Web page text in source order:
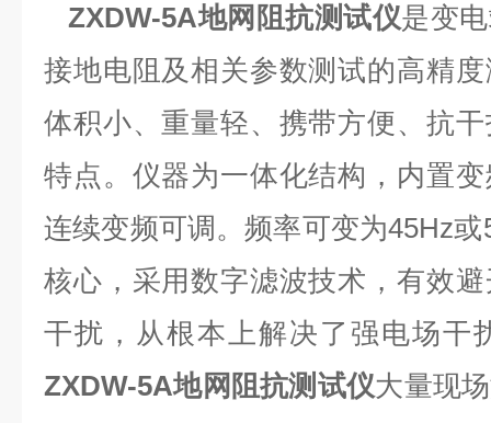
ZXDW-5A地网阻抗测试仪是变
接地电阻及相关参数测试的高精
体积小、重量轻、携带方便、抗
特点。仪器为一体化结构，内置
连续变频可调。频率可变为45Hz
核心，采用数字滤波技术，有效
干扰，从根本上解决了强电场干
ZXDW-5A地网阻抗测试仪大量现